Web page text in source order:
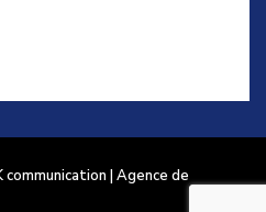
| Agence de